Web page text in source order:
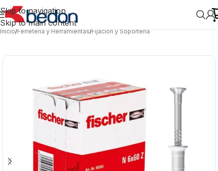
Skip to navigation
Skip to main content
Inicio/Ferretería y Herramientas/Fijación y Soportería